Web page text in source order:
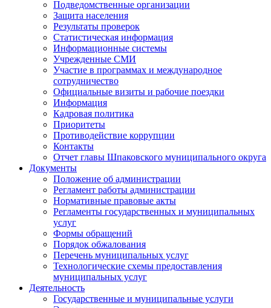
Подведомственные организации
Защита населения
Результаты проверок
Статистическая информация
Информационные системы
Учрежденные СМИ
Участие в программах и международное
сотрудничество
Официальные визиты и рабочие поездки
Информация
Кадровая политика
Приоритеты
Противодействие коррупции
Контакты
Отчет главы Шпаковского муниципального округа
Документы
Положение об администрации
Регламент работы администрации
Нормативные правовые акты
Регламенты государственных и муниципальных
услуг
Формы обращений
Порядок обжалования
Перечень муниципальных услуг
Технологические схемы предоставления
муниципальных услуг
Деятельность
Государственные и муниципальные услуги